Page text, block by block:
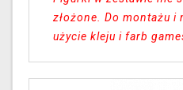
złożone. Do montażu i
użycie kleju i farb